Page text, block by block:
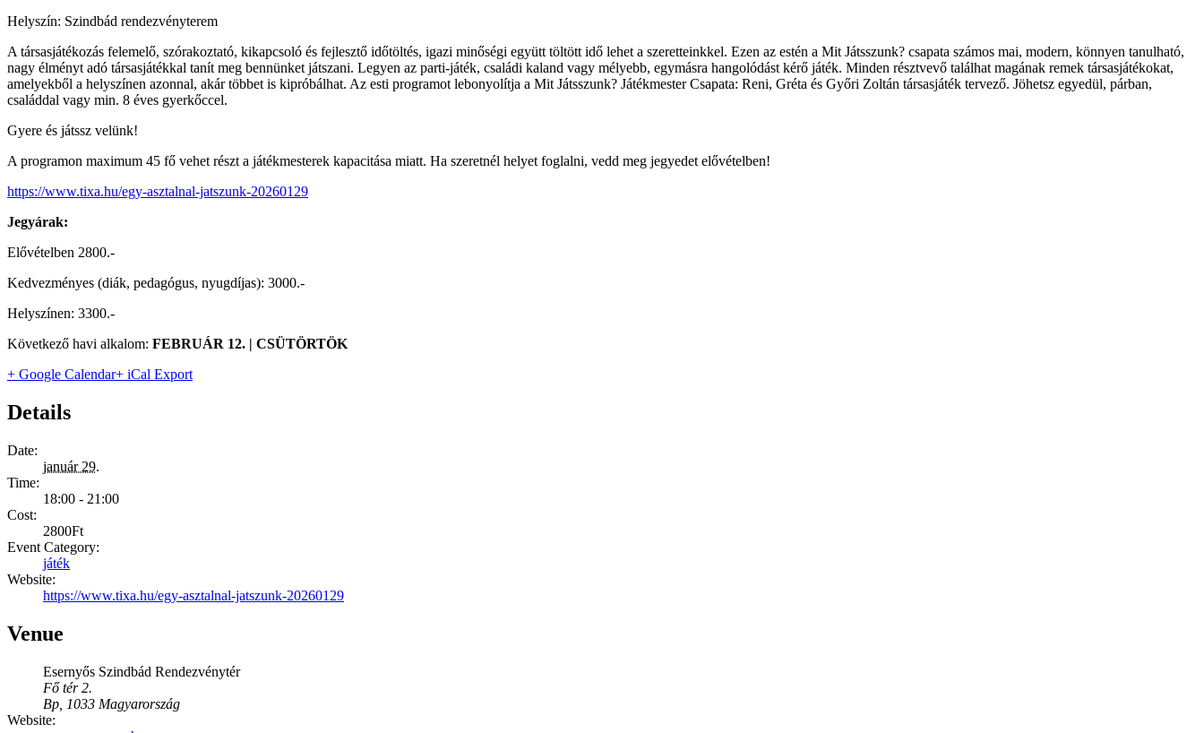
Helyszín: Szindbád rendezvényterem
A társasjátékozás felemelő, szórakoztató, kikapcsoló és fejlesztő időtöltés, igazi minőségi együtt töltött idő lehet a szeretteinkkel. Ezen az estén a Mit Játsszunk? csapata számos mai, modern, könnyen tanulható,
nagy élményt adó társasjátékkal tanít meg bennünket játszani. Legyen az parti-játék, családi kaland vagy mélyebb, egymásra hangolódást kérő játék. Minden résztvevő találhat magának remek társasjátékokat,
amelyekből a helyszínen azonnal, akár többet is kipróbálhat. Az esti programot lebonyolítja a Mit Játsszunk? Játékmester Csapata: Reni, Gréta és Győri Zoltán társasjáték tervező. Jöhetsz egyedül, párban,
családdal vagy min. 8 éves gyerkőccel.
Gyere és játssz velünk!
A programon maximum 45 fő vehet részt a játékmesterek kapacitása miatt. Ha szeretnél helyet foglalni, vedd meg jegyedet elővételben!
https://www.tixa.hu/egy-asztalnal-jatszunk-20260129
Jegyárak:
Elővételben 2800.-
Kedvezményes (diák, pedagógus, nyugdíjas): 3000.-
Helyszínen: 3300.-
Következő havi alkalom: FEBRUÁR 12. | CSÜTÖRTÖK
+ Google Calendar+ iCal Export
Details
Date:
január 29.
Time:
18:00 - 21:00
Cost:
2800Ft
Event Category:
játék
Website:
https://www.tixa.hu/egy-asztalnal-jatszunk-20260129
Venue
Esernyős Szindbád Rendezvénytér
Fő tér 2.
Bp 1033 Magyarország
Website: